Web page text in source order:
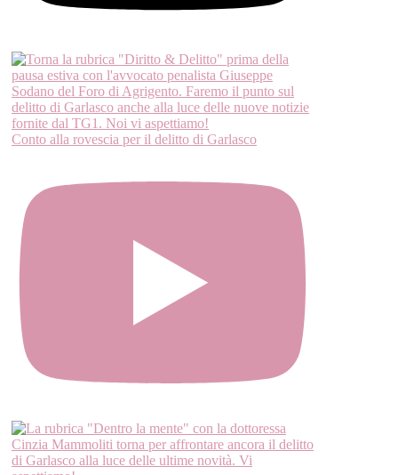
Conto alla rovescia per il delitto di Garlasco